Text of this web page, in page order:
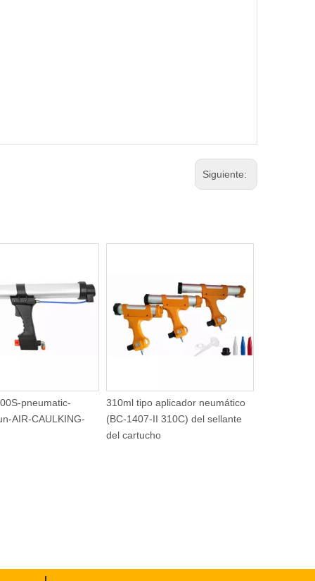
Siguiente:
tipo aplicador neumático
1407-II 310C) del sellante
el mezclador resistente de la
calidad del mezclador de acero
fácil de utilizar de la pintura,